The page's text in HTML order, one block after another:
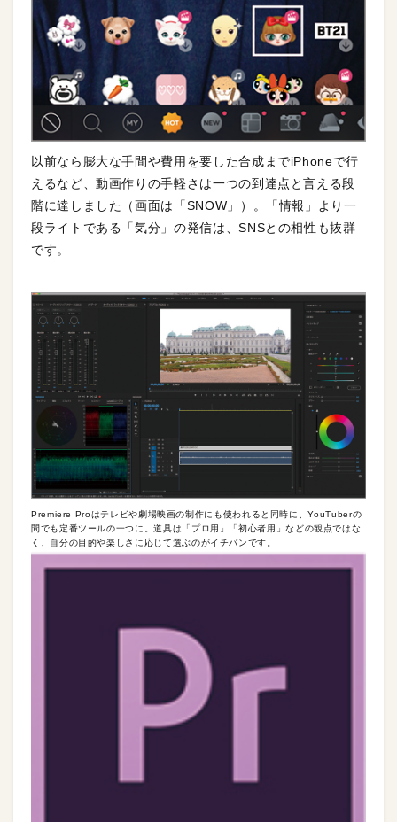
以前なら膨大な手間や費用を要した合成までiPhoneで行
えるなど、動画作りの手軽さは一つの到達点と言える段
階に達しました（画面は「SNOW」）。「情報」より一
段ライトである「気分」の発信は、SNSとの相性も抜群
です。
Premiere Proはテレビや劇場映画の制作にも使われると同時に、YouTuberの
間でも定番ツールの一つに。道具は「プロ用」「初心者用」などの観点ではな
く、自分の目的や楽しさに応じて選ぶのがイチバンです。